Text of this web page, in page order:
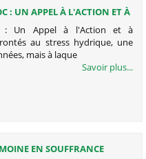
: UN APPEL À L'ACTION ET À
: Un Appel à l'Action et à
au stress hydrique, une
mais à laque
Savoir plus...
EN SOUFFRANCE